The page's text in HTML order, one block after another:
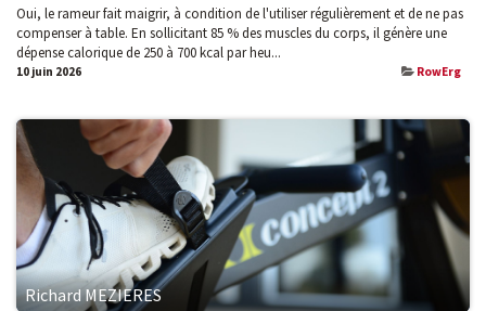
Oui, le rameur fait maigrir, à condition de l'utiliser régulièrement et de ne pas
compenser à table. En sollicitant 85 % des muscles du corps, il génère une
dépense calorique de 250 à 700 kcal par heu...
10 juin 2026 RowErg
Richard MEZIERES